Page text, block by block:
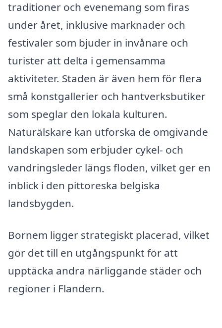
traditioner och evenemang som firas
under året, inklusive marknader och
festivaler som bjuder in invånare och
turister att delta i gemensamma
aktiviteter. Staden är även hem för flera
små konstgallerier och hantverksbutiker
som speglar den lokala kulturen.
Naturälskare kan utforska de omgivande
landskapen som erbjuder cykel- och
vandringsleder längs floden, vilket ger en
inblick i den pittoreska belgiska
landsbygden.
Bornem ligger strategiskt placerad, vilket
gör det till en utgångspunkt för att
upptäcka andra närliggande städer och
regioner i Flandern.